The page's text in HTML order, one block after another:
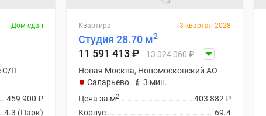
Дом сдан
С/П
459 900 ₽
4.3 (Парк)
Квартира 3 квартал 2028
Студия 28.70 м2
11 591 413₽ 13 024 060₽
Новая Москва, Новомосковский АО
Саларьево
3 мин.
403 882 ₽
Цена за м2
69.4
Корпус